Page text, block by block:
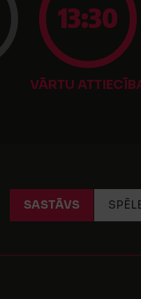
13:30
VĀRTU
SASTĀVS